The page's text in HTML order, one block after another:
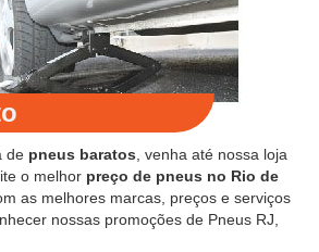
de pneus baratos , venha até nossa loja
o melhor preço de pneus no Rio de
as melhores marcas, preços e serviços
nossas promoções de Pneus RJ,